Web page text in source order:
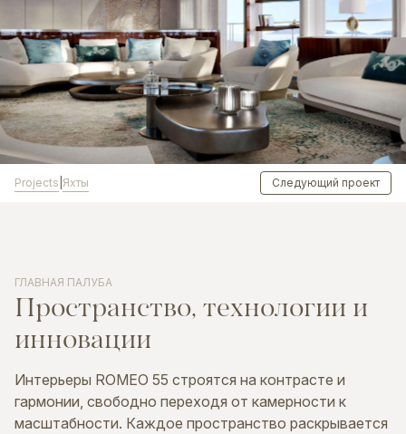
Projects Яхты Следующий проект
ГЛАВНАЯ ПАЛУБА
Пространство, технологии и
инновации
Интерьеры ROMEO 55 строятся на контрасте и
гармонии, свободно переходя от камерности к
масштабности. Каждое пространство раскрывается